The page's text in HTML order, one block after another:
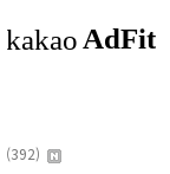
(392)